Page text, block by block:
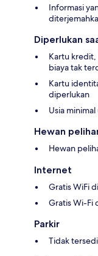
Informasi
Diperlukan
Kartu
biaya tak
Kartu
diperlukan
Usia
Hewan
Hewan
Internet
Gratis WiFi
Gratis Wi-Fi
Parkir
Tidak